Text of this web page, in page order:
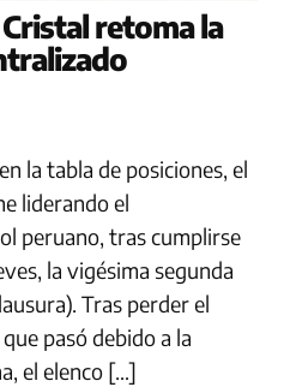
retoma la
la tabla de posiciones, el
liderando el
peruano, tras cumplirse
la vigésima segunda
Tras perder el
pasó debido a la
el elenco […]